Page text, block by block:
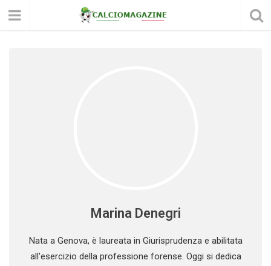
Marina Denegri
Nata a Genova, è laureata in Giurisprudenza e abilitata
all'esercizio della professione forense. Oggi si dedica